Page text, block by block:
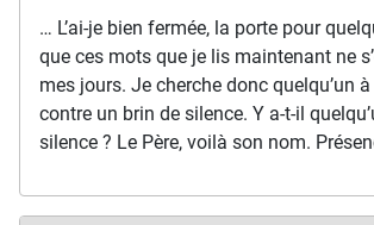
… L’ai-je bien fermée, la porte pour
que ces mots que je lis maintenant ne
mes jours. Je cherche donc quelqu’un
contre un brin de silence. Y a-t-il
silence ? Le Père, voilà son nom.